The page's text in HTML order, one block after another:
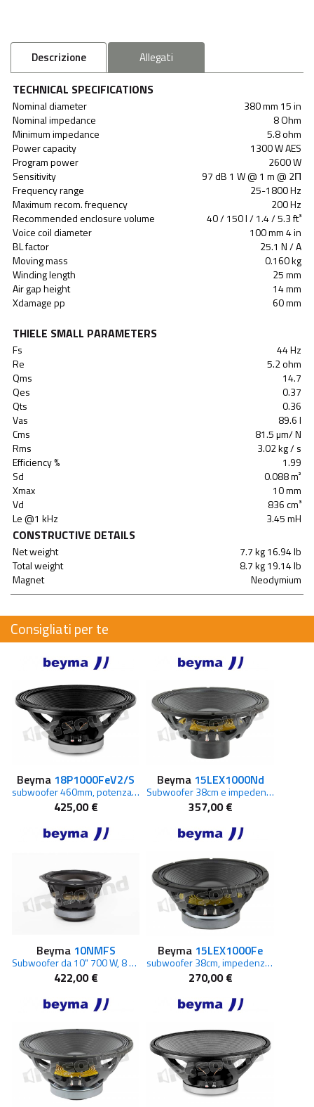
Descrizione Allegati
TECHNICAL SPECIFICATIONS
Nominal diameter
380 mm 15 in
Nominal impedance
8 Ohm
Minimum impedance
5.8 ohm
Power capacity
1300 W AES
Program power
2600 W
Sensitivity
97 dB 1 W @ 1 m @ 2Π
Frequency range
25-1800 Hz
Maximum recom. frequency
200 Hz
Recommended enclosure volume
40 / 150 l / 1.4 / 5.3 ft³
Voice coil diameter
100 mm 4 in
BL factor
25.1 N / A
Moving mass
0.160 kg
Winding length
25 mm
Air gap height
14 mm
Xdamage pp
60 mm
THIELE SMALL PARAMETERS
Fs
44 Hz
Re
5.2 ohm
Qms
14.7
Qes
0.37
Qts
0.36
Vas
89.6 l
Cms
81.5 µm/ N
Rms
3.02 kg / s
Efficiency %
1.99
Sd
0.088 m²
Xmax
10 mm
Vd
836 cm³
Le @1 kHz
3.45 mH
CONSTRUCTIVE DETAILS
Net weight
7.7 kg 16.94 lb
Total weight
8.7 kg 19.14 lb
Magnet
Neodymium
Consigliati per te
Beyma 18P1000FeV2/S
subwoofer 460mm, potenza AES 1200 Watt
425,00 €
Beyma 15LEX1000Nd
Subwoofer 38cm e impedenza 8 Ohm
357,00 €
Beyma 10NMFS
Subwoofer da 10" 700 W, 8 Ohm
422,00 €
Beyma 15LEX1000Fe
subwoofer 38cm, impedenza 8 Ohm
270,00 €